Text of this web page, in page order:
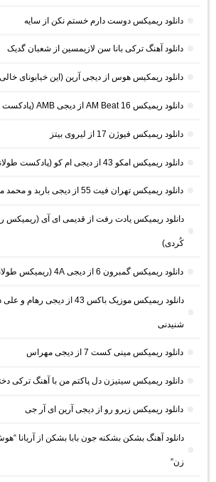
دانلود ریمیکس دوست دارم خستم نکن از سایه
دانلود آهنگ ترکی بانا سن لازیمسین از شعبان گدیک
دانلود ریمکیس هوس از دیجی آرین (این خیابونای
دانلود ریمیکس AM Beat 16 از دیجی AMB (پادکست طولانی شنیدنی)
دانلود ریمیکس فیوژن 17 از لیروی بیتز
دانلود ریمیکس امکو 43 از دیجی ام کو (پادکست طولانی عاشقانه)
دانلود ریمیکس تهران فیت 55 از دیجی باربد و محمد موریانی
دانلود ریمیکس یادت رفت از قدیمی ای آی (ریمیکس
کُردی)
دانلود ریمیکس گمبرون 6 از دیجی 4A (ریمیکس طولانی شاد بندری جنوبی)
دانلود ریمیکس موزیک باکس 43 از
شنیدنی
دانلود ریمیکس مینی کست 7 از دیجی مهراس
دانلود ریمیکس سیتیزن دل پاکتم من با آهنگ ترکی
دانلود ریمیکس زیرو رو از دیجی آرین ای آر جی
دانلود آهنگ بشکن بشکنه جون بابا بشکن از آریانا
زن”